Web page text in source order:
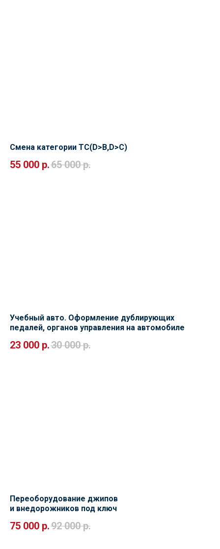
Смена категории ТС(D>B,D>C)
55 000 р.65 000 р.
Учебный авто. Оформление дублирующих
педалей, органов управления на автомобиле
23 000 р.30 000 р.
Переоборудование джипов
и внедорожников под ключ
75 000 р.92 000 р.